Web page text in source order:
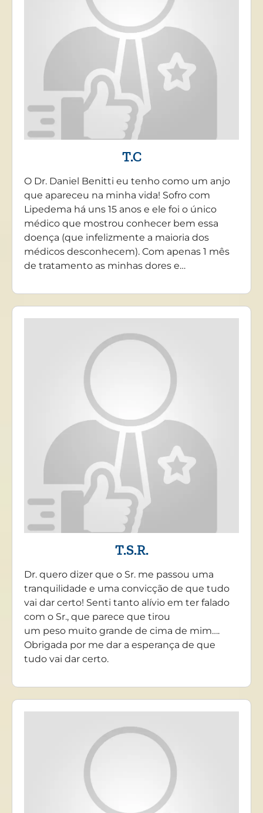
T.C
O Dr. Daniel Benitti eu tenho como um anjo
que apareceu na minha vida! Sofro com
Lipedema há uns 15 anos e ele foi o único
médico que mostrou conhecer bem essa
doença (que infelizmente a maioria dos
médicos desconhecem). Com apenas 1 mês
de tratamento as minhas dores e…
T.S.R.
Dr. quero dizer que o Sr. me passou uma
tranquilidade e uma convicção de que tudo
vai dar certo! Senti tanto alívio em ter falado
com o Sr., que parece que tirou
um peso muito grande de cima de mim….
Obrigada por me dar a esperança de que
tudo vai dar certo.